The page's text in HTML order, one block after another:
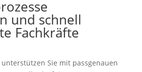
und schnell
Fachkräfte
Sie mit passgenauen